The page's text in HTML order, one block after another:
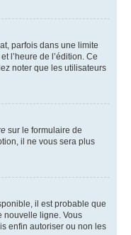
parfois dans une limite
l’heure de l’édition. Ce
noter que les utilisateurs
sur le formulaire de
il ne vous sera plus
il est probable que
nouvelle ligne. Vous
enfin autoriser ou non les